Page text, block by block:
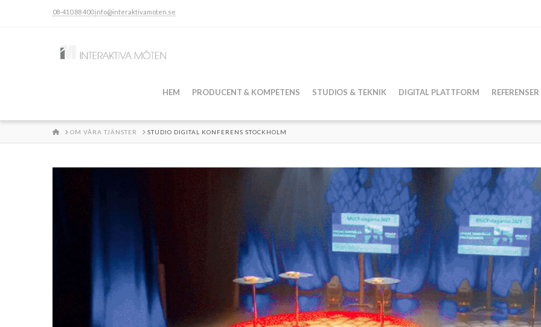
08-410 88 400info@interaktivamoten.se
HEM PRODUCENT & KOMPETENS STUDIOS & TEKNIK DIGITAL PLATTFORM REFERENSER
HOME
OM VÅRA TJÄNSTER STUDIO DIGITAL KONFERENS STOCKHOLM